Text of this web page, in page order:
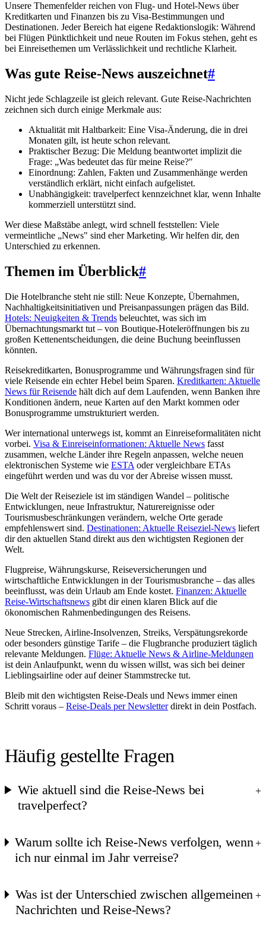
Unsere Themenfelder reichen von Flug- und Hotel-News über
Kreditkarten und Finanzen bis zu Visa-Bestimmungen und
Destinationen. Jeder Bereich hat eigene Redaktionslogik: Während
bei Flügen Pünktlichkeit und neue Routen im Fokus stehen, geht es
bei Einreisethemen um Verlässlichkeit und rechtliche Klarheit.
Was gute Reise-News auszeichnet#
Nicht jede Schlagzeile ist gleich relevant. Gute Reise-Nachrichten
zeichnen sich durch einige Merkmale aus:
Aktualität mit Haltbarkeit: Eine Visa-Änderung, die in drei
Monaten gilt, ist heute schon relevant.
Praktischer Bezug: Die Meldung beantwortet implizit die
Frage: „Was bedeutet das für meine Reise?"
Einordnung: Zahlen, Fakten und Zusammenhänge werden
verständlich erklärt, nicht einfach aufgelistet.
Unabhängigkeit: travelperfect kennzeichnet klar, wenn Inhalte
kommerziell unterstützt sind.
Wer diese Maßstäbe anlegt, wird schnell feststellen: Viele
vermeintliche „News" sind eher Marketing. Wir helfen dir, den
Unterschied zu erkennen.
Themen im Überblick#
Die Hotelbranche steht nie still: Neue Konzepte, Übernahmen,
Nachhaltigkeitsinitiativen und Preisanpassungen prägen das Bild.
Hotels: Neuigkeiten & Trends beleuchtet, was sich im
Übernachtungsmarkt tut – von Boutique-Hoteleröffnungen bis zu
großen Kettenentscheidungen, die deine Buchung beeinflussen
könnten.
Reisekreditkarten, Bonusprogramme und Währungsfragen sind für
viele Reisende ein echter Hebel beim Sparen. Kreditkarten: Aktuelle
News für Reisende hält dich auf dem Laufenden, wenn Banken ihre
Konditionen ändern, neue Karten auf den Markt kommen oder
Bonusprogramme umstrukturiert werden.
Wer international unterwegs ist, kommt an Einreiseformalitäten nicht
vorbei. Visa & Einreiseinformationen: Aktuelle News fasst
zusammen, welche Länder ihre Regeln anpassen, welche neuen
elektronischen Systeme wie ESTA oder vergleichbare ETAs
eingeführt werden und was du vor der Abreise wissen musst.
Die Welt der Reiseziele ist im ständigen Wandel – politische
Entwicklungen, neue Infrastruktur, Naturereignisse oder
Tourismusbeschränkungen verändern, welche Orte gerade
empfehlenswert sind. Destinationen: Aktuelle Reiseziel-News liefert
dir den aktuellen Stand direkt aus den wichtigsten Regionen der
Welt.
Flugpreise, Währungskurse, Reiseversicherungen und
wirtschaftliche Entwicklungen in der Tourismusbranche – das alles
beeinflusst, was dein Urlaub am Ende kostet. Finanzen: Aktuelle
Reise-Wirtschaftsnews gibt dir einen klaren Blick auf die
ökonomischen Rahmenbedingungen des Reisens.
Neue Strecken, Airline-Insolvenzen, Streiks, Verspätungsrekorde
oder besonders günstige Tarife – die Flugbranche produziert täglich
relevante Meldungen. Flüge: Aktuelle News & Airline-Meldungen
ist dein Anlaufpunkt, wenn du wissen willst, was sich bei deiner
Lieblingsairline oder auf deiner Stammstrecke tut.
Bleib mit den wichtigsten Reise-Deals und News immer einen
Schritt voraus – Reise-Deals per Newsletterdirekt in dein Postfach.
Häufig gestellte Fragen
Wie aktuell sind die Reise-News bei
travelperfect?
+
Warum sollte ich Reise-News verfolgen, wenn
ich nur einmal im Jahr verreise?
+
Was ist der Unterschied zwischen allgemeinen
Nachrichten und Reise-News?
+